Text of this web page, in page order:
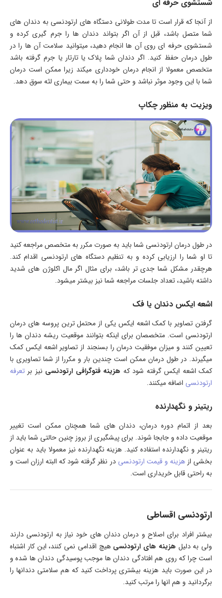
شستشوی حرفه ای
از آنجا که قرار است تا مدت طولانی دستگاه های ارتودنسی به دندان های
شما متصل باشد، قبل از آن اگر بتواند دندان ها را جرم گیری کرده و
شستشوی حرفه ای روی آن ها انجام دهید، میتوانید سلامت آن ها را در
طول درمان حفظ کنید. اگر دندان شما پلاک یا تارتار یا جرم گرفته باشد
متخصص معمولا از انجام درمان خودداری میکند زیرا ممکن است درمان
شما با این وجود موثر نباشد و حتی شما را به سمت بیماری لثه سوق دهد.
ویزیت به منظور چکاپ
در طول درمان ارتودنسی شما باید به صورت مکرر به متخصص مراجعه کنید
تا او شما را ارزیابی کرده و به تنظیم دستگاه های ارتودنسی اقدام کند.
هرچقدر مشکل شما جدی تر باشد، برای مثال اگر مال اکلوژن های شدید
داشته باشید، تعداد جلسات مراجعه شما نیز بیشتر میشود.
اشعه ایکس دندان یا فک
گرفتن تصاویر با کمک اشعه ایکس یکی از محتمل ترین پروسه های درمان
ارتودنسی است. متخصصان برای اینکه بتوانند موقعیت ریشه دندان ها را
تعیین کنند و میزان موفقیت درمان را بسنجند از تصاویر اشعه ایکس کمک
میگیرند. در طول درمان ممکن است چندین بار و مکررا از شما تصاویری با
کمک اشعه ایکس گرفته شود که هزینه فتوگرافی ارتودنسی نیز بر تعرفه
ارتودنسی اضافه میکنند.
ریتینر و نگهدارنده
بعد از اتمام دوره درمان، دندان های شما همچنان ممکن است تغییر
موقعیت داده و جابجا شوند. برای پیشگیری از بروز چنین حالتی شما باید از
ریتینر و نگهدارنده استفاده کنید. هزینه نگهدارنده نیز معمولا باید به عنوان
بخشی ازهزینه و قیمت ارتودنسی در نظر گرفته شود که البته ارزان است و
به راحتی قابل خریداری است.
ارتودنسی اقساطی
بیشتر افراد برای اصلاح و درمان دندان های خود نیاز به ارتودنسی دارند
ولی به دلیل هزینه های ارتودنسی هیچ اقدامی نمی کنند، این کار اشتباه
است چرا که روی هم افتادگی دندان ها موجب پوسیدگی دندان ها شده و
در این صورت باید هزینه بیشتری پرداخت کنید که هم سلامتی دندانها را
برگردانید و هم انها را مرتب کنید.